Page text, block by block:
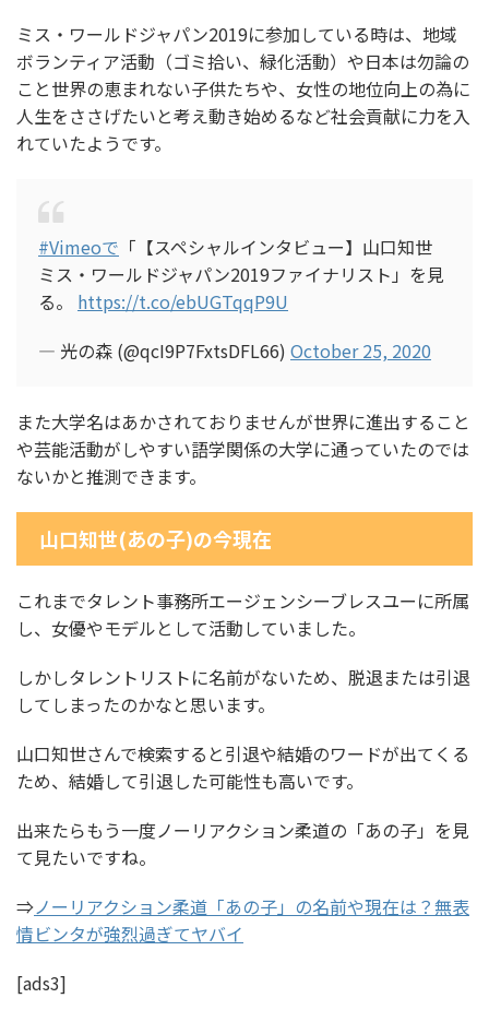
ミス・ワールドジャパン2019に参加している時は、地域
ボランティア活動（ゴミ拾い、緑化活動）や日本は勿論の
こと世界の恵まれない子供たちや、女性の地位向上の為に
人生をささげたいと考え動き始めるなど社会貢献に力を入
れていたようです。
#Vimeoで 「【スペシャルインタビュー】山口知世
ミス・ワールドジャパン2019ファイナリスト」を見
る。 https://t.co/ebUGTqqP9U
— 光の森 (@qcI9P7FxtsDFL66) October 25, 2020
また大学名はあかされておりませんが世界に進出すること
や芸能活動がしやすい語学関係の大学に通っていたのでは
ないかと推測できます。
山口知世(あの子)の今現在
これまでタレント事務所エージェンシーブレスユーに所属
し、女優やモデルとして活動していました。
しかしタレントリストに名前がないため、脱退または引退
してしまったのかなと思います。
山口知世さんで検索すると引退や結婚のワードが出てくる
ため、結婚して引退した可能性も高いです。
出来たらもう一度ノーリアクション柔道の「あの子」を見
て見たいですね。
⇒ノーリアクション柔道「あの子」の名前や現在は？無表
情ビンタが強烈過ぎてヤバイ
[ads3]